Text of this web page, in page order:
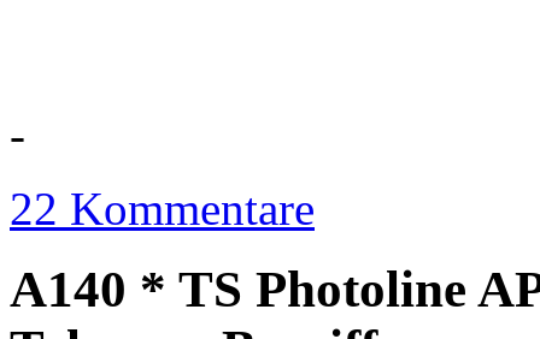
-
22 Kommentare
A140 * TS Photoline